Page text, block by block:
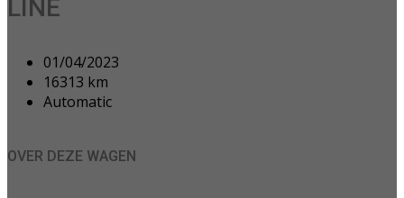
LINE
01/04/2023
16313 km
Automatic
OVER DEZE WAGEN